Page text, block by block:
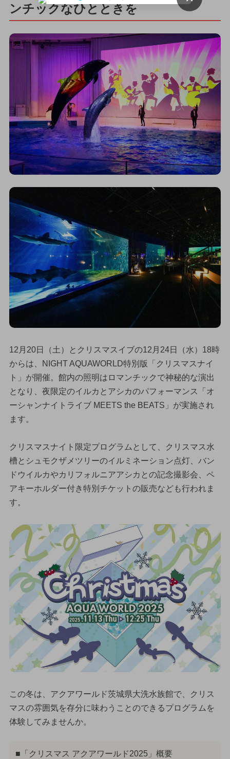
ンチックなひとときを
12月20日（土）とクリスマスイブの12月24日（水）18時
からは、NIGHT AQUAWORLD特別版「クリスマスナイ
ト」が開催。館内の照明はロマンチックで神秘的な演出
となり、夜限定のイルカとアシカのパフォーマンス「オ
ーシャンナイトライブ MEETS the BEATS」が実施され
ます。
クリスマスナイト限定プログラムとして、クリスマス水
槽とシュモクザメツリーのイルミネーション点灯、バン
ドウイルカやカリフォルニアアシカとの記念撮影会、ペ
アキーホルダー付き特別チケットの販売なども行われま
す。
この冬は、アクアワールド茨城県大洗水族館で、クリス
マスの雰囲気を存分に味わうことのできるプログラムを
体験してみませんか。
■「クリスマス アクアワールド2025」概要